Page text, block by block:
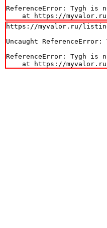
ReferenceError: Tygh is
at https://
https://myvalor.ru/
Uncaught
ReferenceError: Tygh is
at https://